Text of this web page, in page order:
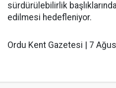
sürdürülebilirlik
edilmesi hedefleniyor.
Ordu Kent Gazetesi | 7